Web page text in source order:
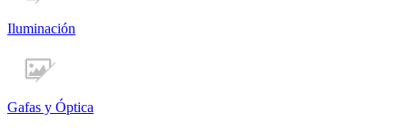
Iluminación
Gafas y Óptica